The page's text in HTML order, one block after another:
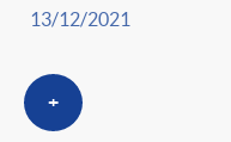
13/12/2021
+